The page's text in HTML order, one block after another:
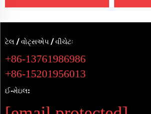
મશીન
Machine
ટેલ / વોટ્સએપ / વીચેટઃ
+86-13761986986
+86-15201956013
ઈ-મેઇલ: